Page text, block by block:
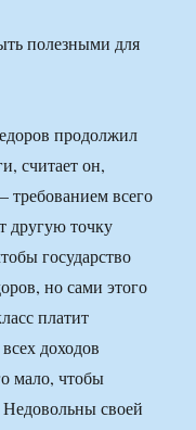
полезными для
продолжил
считает он,
всего
другую точку
государство
но сами этого
платит
доходов
мало, чтобы
Недовольны своей